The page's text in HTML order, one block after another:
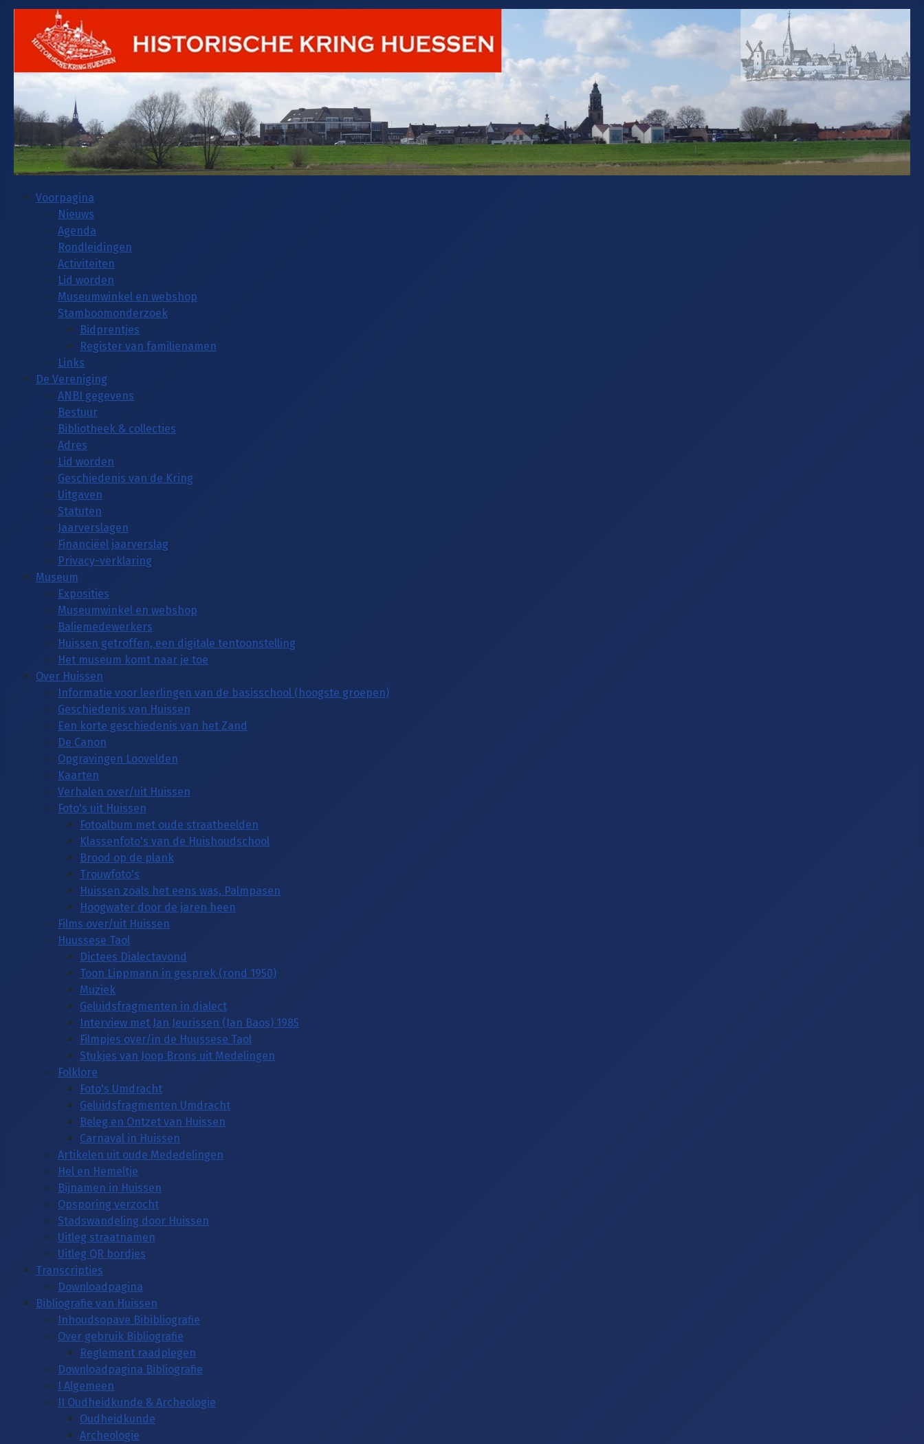
Voorpagina
Nieuws
Agenda
Rondleidingen
Activiteiten
Lid worden
Museumwinkel en webshop
Stamboomonderzoek
Bidprentjes
Register van familienamen
Links
De Vereniging
ANBI gegevens
Bestuur
Bibliotheek & collecties
Adres
Lid worden
Geschiedenis van de Kring
Uitgaven
Statuten
Jaarverslagen
Financiëel jaarverslag
Privacy-verklaring
Museum
Exposities
Museumwinkel en webshop
Baliemedewerkers
Huissen getroffen, een digitale tentoonstelling
Het museum komt naar je toe
Over Huissen
Informatie voor leerlingen van de basisschool (hoogste groepen)
Geschiedenis van Huissen
Een korte geschiedenis van het Zand
De Canon
Opgravingen Loovelden
Kaarten
Verhalen over/uit Huissen
Foto's uit Huissen
Fotoalbum met oude straatbeelden
Klassenfoto's van de Huishoudschool
Brood op de plank
Trouwfoto's
Huissen zoals het eens was, Palmpasen
Hoogwater door de jaren heen
Films over/uit Huissen
Huussese Taol
Dictees Dialectavond
Toon Lippmann in gesprek (rond 1950)
Muziek
Geluidsfragmenten in dialect
Interview met Jan Jeurissen (Jan Baos) 1985
Filmpjes over/in de Huussese Taol
Stukjes van Joop Brons uit Medelingen
Folklore
Foto's Umdracht
Geluidsfragmenten Umdracht
Beleg en Ontzet van Huissen
Carnaval in Huissen
Artikelen uit oude Mededelingen
Hel en Hemeltje
Bijnamen in Huissen
Opsporing verzocht
Stadswandeling door Huissen
Uitleg straatnamen
Uitleg QR bordjes
Transcripties
Downloadpagina
Bibliografie van Huissen
Inhoudsopave Bibibliografie
Over gebruik Bibliografie
Reglement raadplegen
Downloadpagina Bibliografie
I Algemeen
II Oudheidkunde & Archeologie
Oudheidkunde
Archeologie